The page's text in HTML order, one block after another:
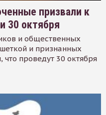
призвали к
30 октября
и общественных
и признанных
проведут 30 октября